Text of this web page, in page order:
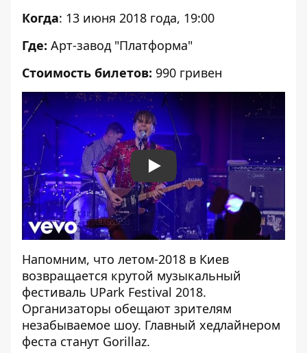
Когда: 13 июня 2018 года, 19:00
Где: Арт-завод "Платформа"
Стоимость билетов: 990 гривен
Play
Напомним, что летом-2018 в Киев
возвращается крутой музыкальный
фестиваль UPark Festival 2018.
Организаторы обещают зрителям
незабываемое шоу. Главный хедлайнером
феста станут Gorillaz.